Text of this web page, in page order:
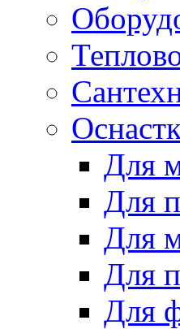
Для
Для
Для
Для
Для